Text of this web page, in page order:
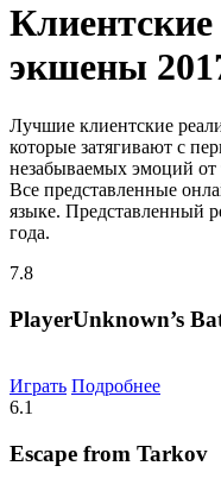
экшены
Лучшие клиентские
которые затягивают с
незабываемых эмоций
Все представленные
языке. Представленный
года.
7.8
PlayerUnknown’s
Играть Подробнее
6.1
Escape from Tarkov